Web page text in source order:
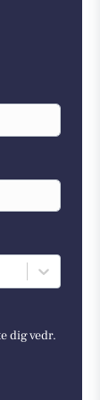
dig vedr.